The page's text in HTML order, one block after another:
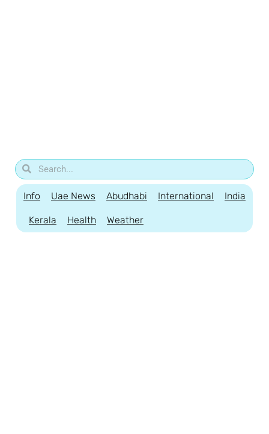
Info Uae News Abudhabi International India
Kerala Health Weather